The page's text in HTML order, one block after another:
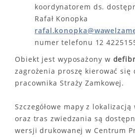
koordynatorem ds.
Rafał Konopka
numer telefonu 12
Obiekt jest wyposażony w
zagrożenia proszę kierować się
pracownika Straży Zamkowej.
Szczegółowe mapy z
oraz tras zwiedzania są
wersji drukowanej w Centrum